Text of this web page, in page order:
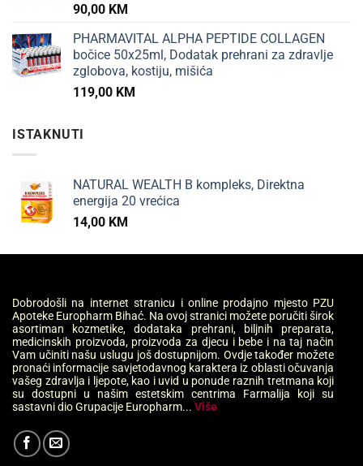
90,00 KM
PHARMAVITAL ALPHA PEPTIDE COLLAGEN
bočice 50x25ml, Dodatak prehrani za zdravlje
zglobova, kostiju, mišića
119,00 KM
ISTAKNUTI
NATURAL WEALTH B kompleks, Direktna
energija 20 vrećica
14,00 KM
Dobrodošli na internet stranicu i online prodajno mjesto PZU
Apoteke Europharm Bihać. Na ovoj stranici možete poručiti širok
asortiman kozmetike, dodataka prehrani, biljnih preparata,
medicinskih proizvoda, proizvoda za djecu i bebe i na taj način
Vam učiniti našu uslugu još dostupnijom. Ovdje također možete
pronaći informacije savjetodavnog karaktera iz oblasti očuvanja
vašeg zdravlja i ljepote, kao i uvid u ponude raznih tretmana koji
su dostupni u našim estetskim centrima Farmalija koji su
sastavni dio Grupacije Europharm... Više